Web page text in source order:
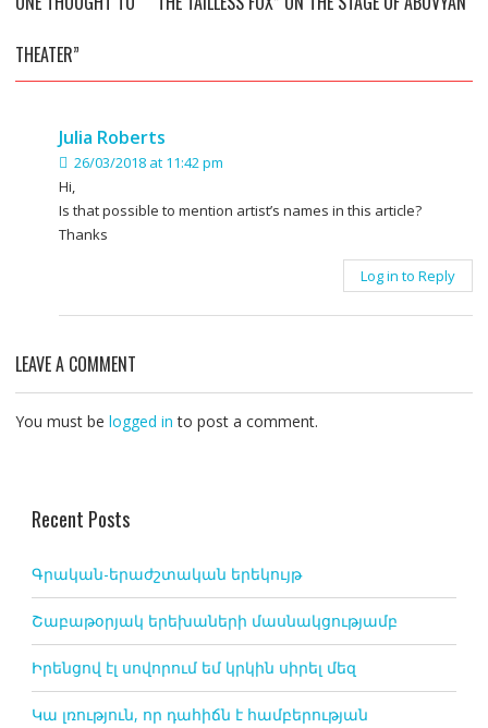
THEATER”
Julia Roberts
26/03/2018 at 11:42 pm
Hi,
Is that possible to mention artist’s names in this article?
Thanks
Log in to Reply
LEAVE A COMMENT
You must be logged in to post a comment.
Recent Posts
Գրական-երաժշտական երեկույթ
Շաբաթօրյակ երեխաների մասնակցությամբ
Իրենցով էլ սովորում եմ կրկին սիրել մեզ
Կա լռություն, որ դահիճն է համբերության